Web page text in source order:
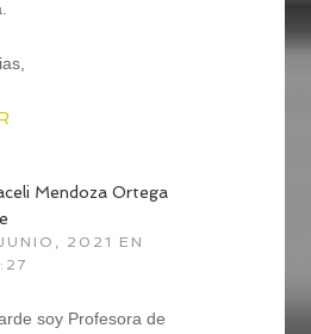
Mendoza Ortega
2021 EN
soy Profesora de